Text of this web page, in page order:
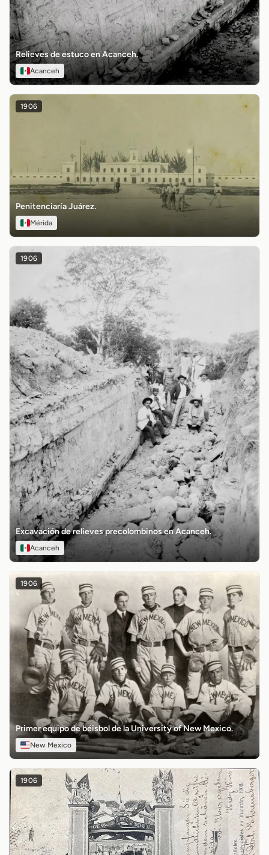
Relieves de estuco en Acanceh.
Acanceh
1906
Penitenciaría Juárez.
Mérida
1906
Excavación de relieves precolombinos en Acanceh.
Acanceh
1906
Primer equipo de béisbol de la University of New Mexico.
New Mexico
1906